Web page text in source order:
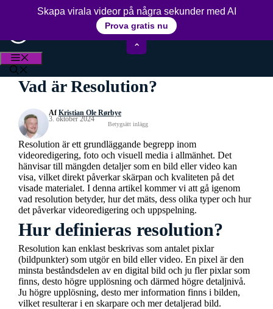
15+ års erfarenhet av videoredigering
Vad är Resolution?
AfKristian Ole Rørbye
3. oktober 2024
Betygsätt inlägg
Resolution är ett grundläggande begrepp inom
videoredigering, foto och visuell media i allmänhet. Det
hänvisar till mängden detaljer som en bild eller video kan
visa, vilket direkt påverkar skärpan och kvaliteten på det
visade materialet. I denna artikel kommer vi att gå igenom
vad resolution betyder, hur det mäts, dess olika typer och hur
det påverkar videoredigering och uppspelning.
Hur definieras resolution?
Resolution kan enklast beskrivas som antalet pixlar
(bildpunkter) som utgör en bild eller video. En pixel är den
minsta beståndsdelen av en digital bild och ju fler pixlar som
finns, desto högre upplösning och därmed högre detaljnivå.
Ju högre upplösning, desto mer information finns i bilden,
vilket resulterar i en skarpare och mer detaljerad bild.
Skapa virala videor på några sekunder med AI
Prova gratis nu
⌃